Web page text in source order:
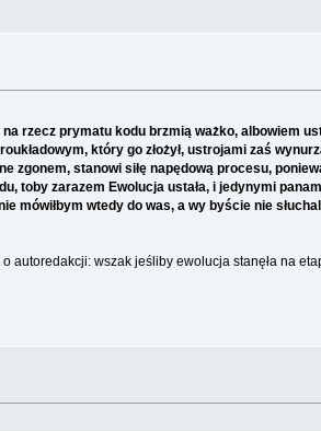
rzecz prymatu kodu brzmią ważko, albowiem
który go złożył, ustrojami zaś
zgonem, stanowi siłę napędową procesu,
toby zarazem Ewolucja ustała, i jedynymi
mówiłbym wtedy do was, a wy byście nie
autoredakcji: wszak jeśliby ewolucja stanęła na